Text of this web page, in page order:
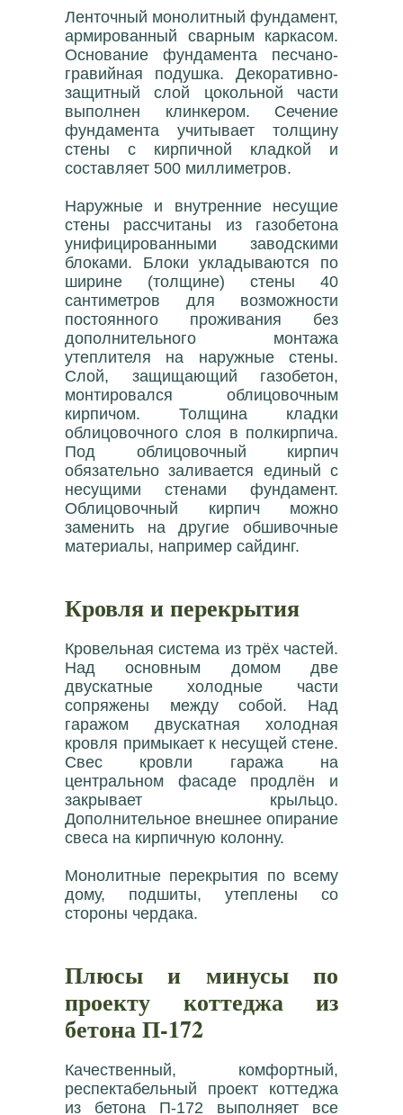
Ленточный монолитный фундамент,
армированный сварным каркасом.
Основание фундамента песчано-
гравийная подушка. Декоративно-
защитный слой цокольной части
выполнен клинкером. Сечение
фундамента учитывает толщину
стены с кирпичной кладкой и
составляет 500 миллиметров.
Наружные и внутренние несущие
стены рассчитаны из газобетона
унифицированными заводскими
блоками. Блоки укладываются по
ширине (толщине) стены 40
сантиметров для возможности
постоянного проживания без
дополнительного монтажа
утеплителя на наружные стены.
Слой, защищающий газобетон,
монтировался облицовочным
кирпичом. Толщина кладки
облицовочного слоя в полкирпича.
Под облицовочный кирпич
обязательно заливается единый с
несущими стенами фундамент.
Облицовочный кирпич можно
заменить на другие обшивочные
материалы, например сайдинг.
Кровля и перекрытия
Кровельная система из трёх частей.
Над основным домом две
двускатные холодные части
сопряжены между собой. Над
гаражом двускатная холодная
кровля примыкает к несущей стене.
Свес кровли гаража на
центральном фасаде продлён и
закрывает крыльцо.
Дополнительное внешнее опирание
свеса на кирпичную колонну.
Монолитные перекрытия по всему
дому, подшиты, утеплены со
стороны чердака.
Плюсы и минусы по
проекту коттеджа из
бетона П-172
Качественный, комфортный,
респектабельный проект коттеджа
из бетона П-172 выполняет все